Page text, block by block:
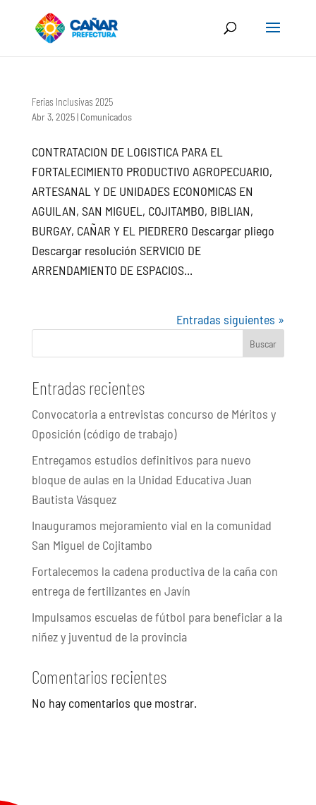
Ferias Inclusivas 2025
Abr 3, 2025| Comunicados
CONTRATACION DE LOGISTICA PARA EL
FORTALECIMIENTO PRODUCTIVO AGROPECUARIO,
ARTESANAL Y DE UNIDADES ECONOMICAS EN
AGUILAN, SAN MIGUEL, COJITAMBO, BIBLIAN,
BURGAY, CAÑAR Y EL PIEDRERO Descargar pliego
Descargar resolución SERVICIO DE
ARRENDAMIENTO DE ESPACIOS...
Entradas siguientes »
Buscar
Entradas recientes
Convocatoria a entrevistas concurso de Méritos y
Oposición (código de trabajo)
Entregamos estudios definitivos para nuevo
bloque de aulas en la Unidad Educativa Juan
Bautista Vásquez
Inauguramos mejoramiento vial en la comunidad
San Miguel de Cojitambo
Fortalecemos la cadena productiva de la caña con
entrega de fertilizantes en Javín
Impulsamos escuelas de fútbol para beneficiar a la
niñez y juventud de la provincia
Comentarios recientes
No hay comentarios que mostrar.